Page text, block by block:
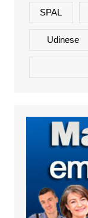
SPAL
Udinese